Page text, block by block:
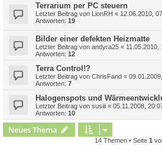
Terrarium per PC steuern
Letzter Beitrag von LionRH « 12.06.2010,
Antworten: 19
Bilder einer defekten Heizmatte
Letzter Beitrag von andyra25 « 11.05.2010,
Antworten: 12
Terra Control!?
Letzter Beitrag von ChrisFand «
Antworten: 7
Halogenspots und
Letzter Beitrag von susiii « 05.11.2008,
Antworten: 10
Neues Thema
14 Themen • Seite 1